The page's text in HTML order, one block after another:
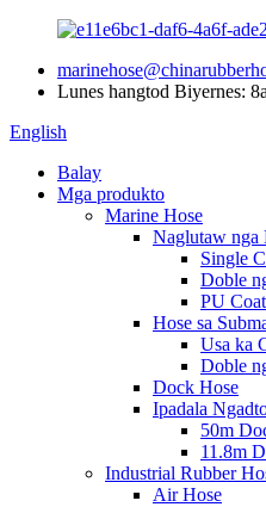
Lunes hangtod Biyernes:
English
Balay
Mga produkto
Marine Hose
Naglutaw nga
Single
Doble
PU
Hose sa
Usa ka
Doble
Dock Hose
Ipadala
50m
11.8m
Industrial Rubber
Air Hose